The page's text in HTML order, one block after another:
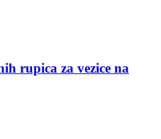
rupica za vezice na